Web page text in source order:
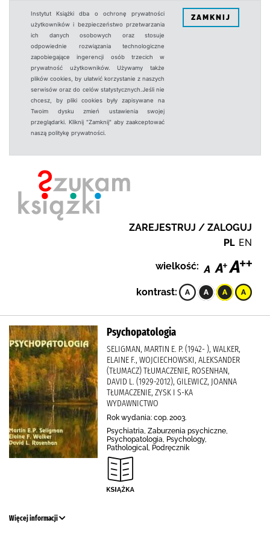
Instytut Książki dba o ochronę prywatności
użytkowników i bezpieczeństwo przetwarzania
ich danych osobowych oraz stosuje
odpowiednie rozwiązania technologiczne
zapobiegające ingerencji osób trzecich w
prywatność użytkowników. Używamy także
plików cookies, by ułatwić korzystanie z naszych
serwisów oraz do celów statystycznych.Jeśli nie
chcesz, by pliki cookies były zapisywane na
Twoim dysku zmień ustawienia swojej
przeglądarki. Kliknij "Zamknij" aby zaakceptować
naszą politykę prywatności.
ZAMKNIJ
ZAREJESTRUJ / ZALOGUJ
PL EN
wielkość:
kontrast:
Psychopatologia
SELIGMAN, MARTIN E. P. (1942- ), WALKER,
ELAINE F., WOJCIECHOWSKI, ALEKSANDER
(TŁUMACZ) TŁUMACZENIE, ROSENHAN,
DAVID L. (1929-2012), GILEWICZ, JOANNA
TŁUMACZENIE, ZYSK I S-KA
WYDAWNICTWO
Rok wydania: cop. 2003.
Psychiatria, Zaburzenia psychiczne,
Psychopatologia, Psychology,
Pathological, Podręcznik
Więcej informacji